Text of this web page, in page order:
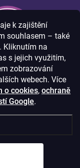
k zajištění
souhlasem – také
Kliknutím na
s jejich využitím,
zobrazování
webech. Více
o cookies, ochraně
Google.
a bez obav.
jsou Vaše citlivá
01